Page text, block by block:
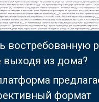
востребованную
из дома?
формат